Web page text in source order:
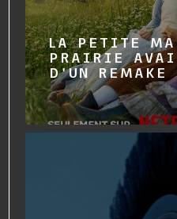
LA PETITE
PRAIRIE
D'UN REMAKE